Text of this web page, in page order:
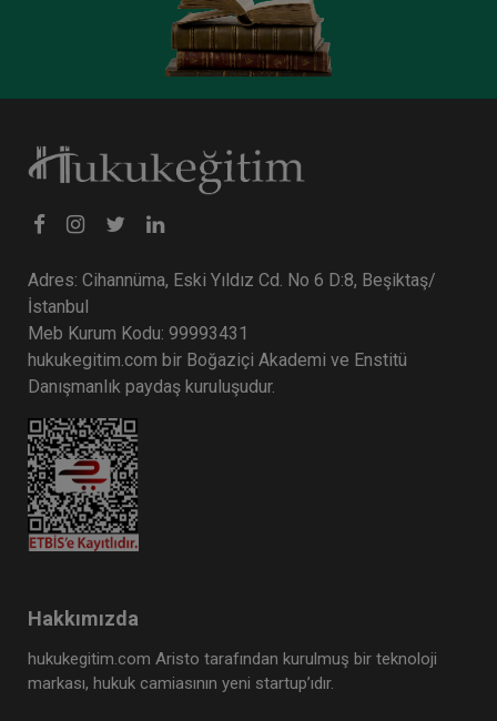
Adres: Cihannüma, Eski Yıldız Cd. No 6 D:8, Beşiktaş/
İstanbul
Meb Kurum Kodu: 99993431
hukukegitim.com bir Boğaziçi Akademi ve Enstitü
Danışmanlık paydaş kuruluşudur.
Hakkımızda
hukukegitim.com Aristo tarafından kurulmuş bir teknoloji
markası, hukuk camiasının yeni startup’ıdır.